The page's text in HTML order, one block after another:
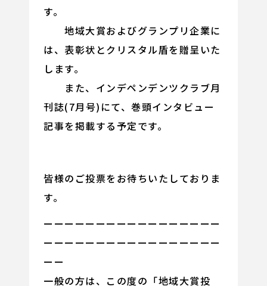
す。
地域大賞およびグランプリ企業に
は、表彰状とクリスタル盾を贈呈いた
します。
また、インデペンデンツクラブ月
刊誌(7月号)にて、巻頭インタビュー
記事を掲載する予定です。
皆様のご投票をお待ちいたしておりま
す。
ーーーーーーーーーーーーーーーーー
ーーーーーーーーーーーーーーーーー
ーー
一般の方は、この度の「地域大賞投